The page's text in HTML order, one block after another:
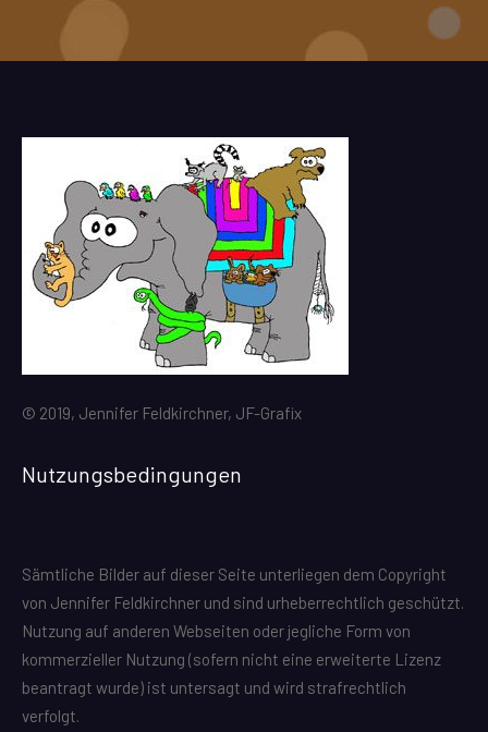
© 2019, Jennifer Feldkirchner, JF-Grafix
Nutzungsbedingungen
Sämtliche Bilder auf dieser Seite unterliegen dem Copyright
von Jennifer Feldkirchner und sind urheberrechtlich geschützt.
Nutzung auf anderen Webseiten oder jegliche Form von
kommerzieller Nutzung (sofern nicht eine erweiterte Lizenz
beantragt wurde) ist untersagt und wird strafrechtlich
verfolgt.